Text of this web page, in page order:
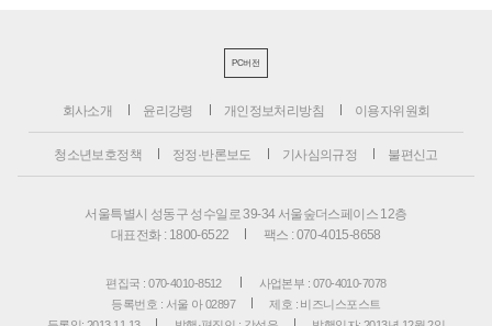
PC버전
회사소개 윤리강령 개인정보처리방침 이용자위원회
청소년보호정책 정정·반론보도 기사심의규정 불편신고
서울특별시 성동구 성수일로 39-34 서울숲더스페이스 12층
대표전화 : 1800-6522
팩스 : 070-4015-8658
편집국 : 070-4010-8512
사업본부 : 070-4010-7078
등록번호 : 서울 아 02897
제호 : 비즈니스포스트